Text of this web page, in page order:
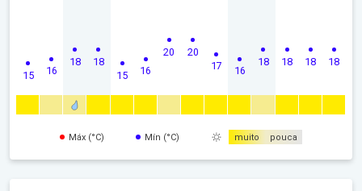
15 16
18 18
15 16
20 20
17 16
18 18 18 18
Máx (°C) Mín (°C) muito pouca